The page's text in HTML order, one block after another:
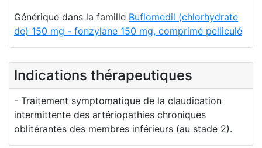
Générique dans la famille Buflomedil (chlorhydrate
de) 150 mg - fonzylane 150 mg, comprimé pelliculé
Indications thérapeutiques
- Traitement symptomatique de la claudication
intermittente des artériopathies chroniques
oblitérantes des membres inférieurs (au stade 2).